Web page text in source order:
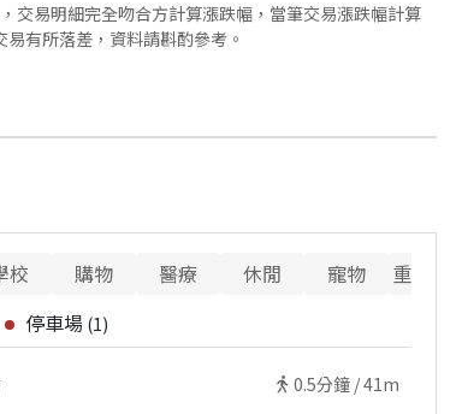
交易明細完全吻合方計算漲跌幅，當筆交易漲跌幅計算
有所落差，資料請斟酌參考。
校 購物 醫療 休閒 寵物
重要設施
停車場 (1)
0.5分鐘 /41m